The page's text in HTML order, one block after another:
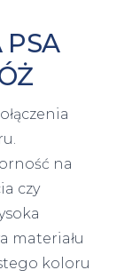
PSA
na
czy
materiału
koloru